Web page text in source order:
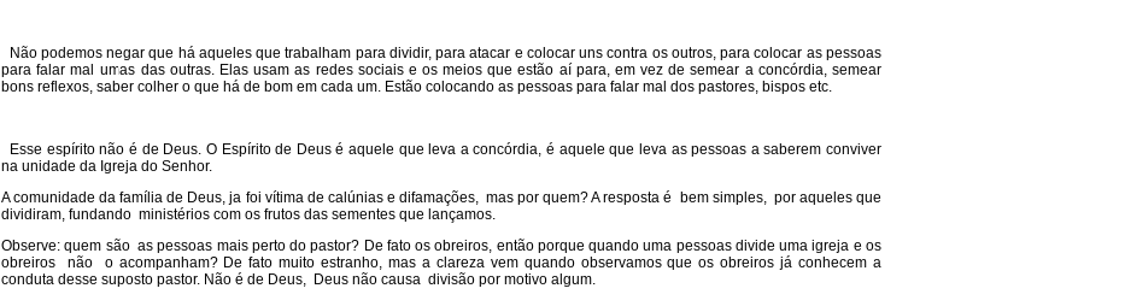
Não podemos negar que há aqueles que trabalham para dividir, para atacar e colocar uns contra os outros, para colocar as pessoas
para falar mal umas das outras. Elas usam as redes sociais e os meios que estão aí para, em vez de semear a concórdia, semear
bons reflexos, saber colher o que há de bom em cada um. Estão colocando as pessoas para falar mal dos pastores, bispos etc.
Esse espírito não é de Deus. O Espírito de Deus é aquele que leva a concórdia, é aquele que leva as pessoas a saberem conviver
na unidade da Igreja do Senhor.
A comunidade da família de Deus, ja foi vítima de calúnias e difamações, mas por quem? A resposta é bem simples, por aqueles que
dividiram, fundando ministérios com os frutos das sementes que lançamos.
Observe: quem são as pessoas mais perto do pastor? De fato os obreiros, então porque quando uma pessoas divide uma igreja e os
obreiros não o acompanham? De fato muito estranho, mas a clareza vem quando observamos que os obreiros já conhecem a
conduta desse suposto pastor. Não é de Deus, Deus não causa divisão por motivo algum.